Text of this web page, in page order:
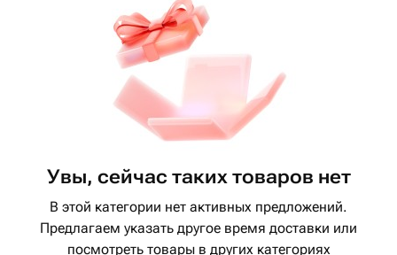
Увы, сейчас таких товаров нет
В этой категории нет активных предложений.
Предлагаем указать другое время доставки или
посмотреть товары в других категориях